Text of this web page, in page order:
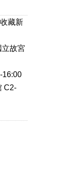
藏新
故宮
16:00
C2-